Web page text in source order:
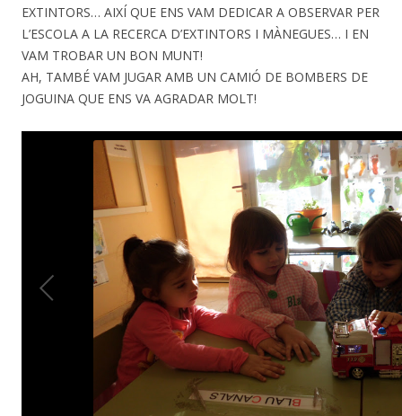
EXTINTORS… AIXÍ QUE ENS VAM DEDICAR A OBSERVAR PER
L’ESCOLA A LA RECERCA D’EXTINTORS I MÀNEGUES… I EN
VAM TROBAR UN BON MUNT!
AH, TAMBÉ VAM JUGAR AMB UN CAMIÓ DE BOMBERS DE
JOGUINA QUE ENS VA AGRADAR MOLT!